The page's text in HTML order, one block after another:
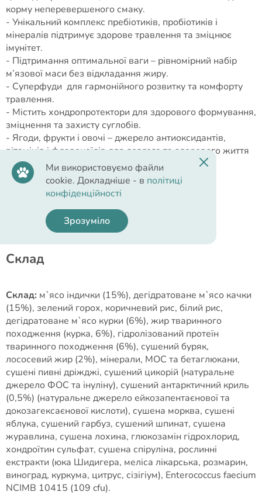
корму неперевершеного смаку.
- Унікальний комплекс пребіотиків, пробіотиків і
мінералів підтримує здорове травлення та зміцнює
імунітет.
- Підтримання оптимальної ваги – рівномірний набір
м’язової маси без відкладання жиру.
- Суперфуди для гармонійного розвитку та комфорту
травлення.
- Містить хондропротектори для здорового формування,
зміцнення та захисту суглобів.
- Ягоди, фрукти і овочі – джерело антиоксидантів,
вітамінів і флавоноїдів для довгого та здорового життя
котика.
- Не містить штучних барвників і штучних
ароматизаторів – підхід «NafNac».
Корм Savory – корисне може бути смачним!
Cклад
Склад: м`ясо індички (15%), дегідратоване м`ясо качки
(15%), зелений горох, коричневий рис, білий рис,
дегідратоване м`ясо курки (6%), жир тваринного
походження (курка, 6%), гідролізований протеїн
тваринного походження (6%), сушений буряк,
лососевий жир (2%), мінерали, МОС та бетаглюкани,
сушені пивні дріжджі, сушений цикорій (натуральне
джерело ФОС та інуліну), сушений антарктичний криль
(0,5%) (натуральне джерело ейкозапентаєнової та
докозагексаєнової кислоти), сушена морква, сушені
яблука, сушений гарбуз, сушений шпинат, сушена
журавлина, сушена лохина, глюкозамін гідрохлорид,
хондроїтин сульфат, сушена спіруліна, рослинні
екстракти (юка Шидигера, меліса лікарська, розмарин,
виноград, куркума, цитрус, сізігіум), Enterococcus faecium
NCIMB 10415 (109 cfu).
Ми використовуємо файли
cookie. Докладніше - в політиці
конфіденційності
Зрозуміло